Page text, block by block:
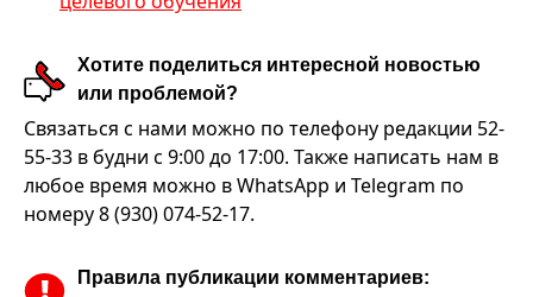
Хотите поделиться интересной новостью
или проблемой?
Связаться с нами можно по телефону редакции 52-
55-33 в будни с 9:00 до 17:00. Также написать нам в
любое время можно в WhatsApp и Telegram по
номеру 8 (930) 074-52-17.
Правила публикации комментариев: